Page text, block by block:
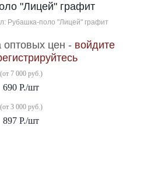
"Лицей" графит
Рубашка-поло "Лицей" графит
оптовых цен - войдите
(от 7 000 руб.)
690 Р./шт
(от 3 000 руб.)
897 Р./шт